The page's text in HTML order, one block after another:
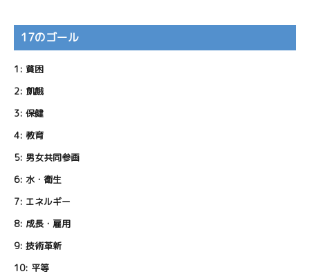
17のゴール
1: 貧困
2: 飢餓
3: 保健
4: 教育
5: 男女共同参画
6: 水・衛生
7: エネルギー
8: 成長・雇用
9: 技術革新
10: 平等